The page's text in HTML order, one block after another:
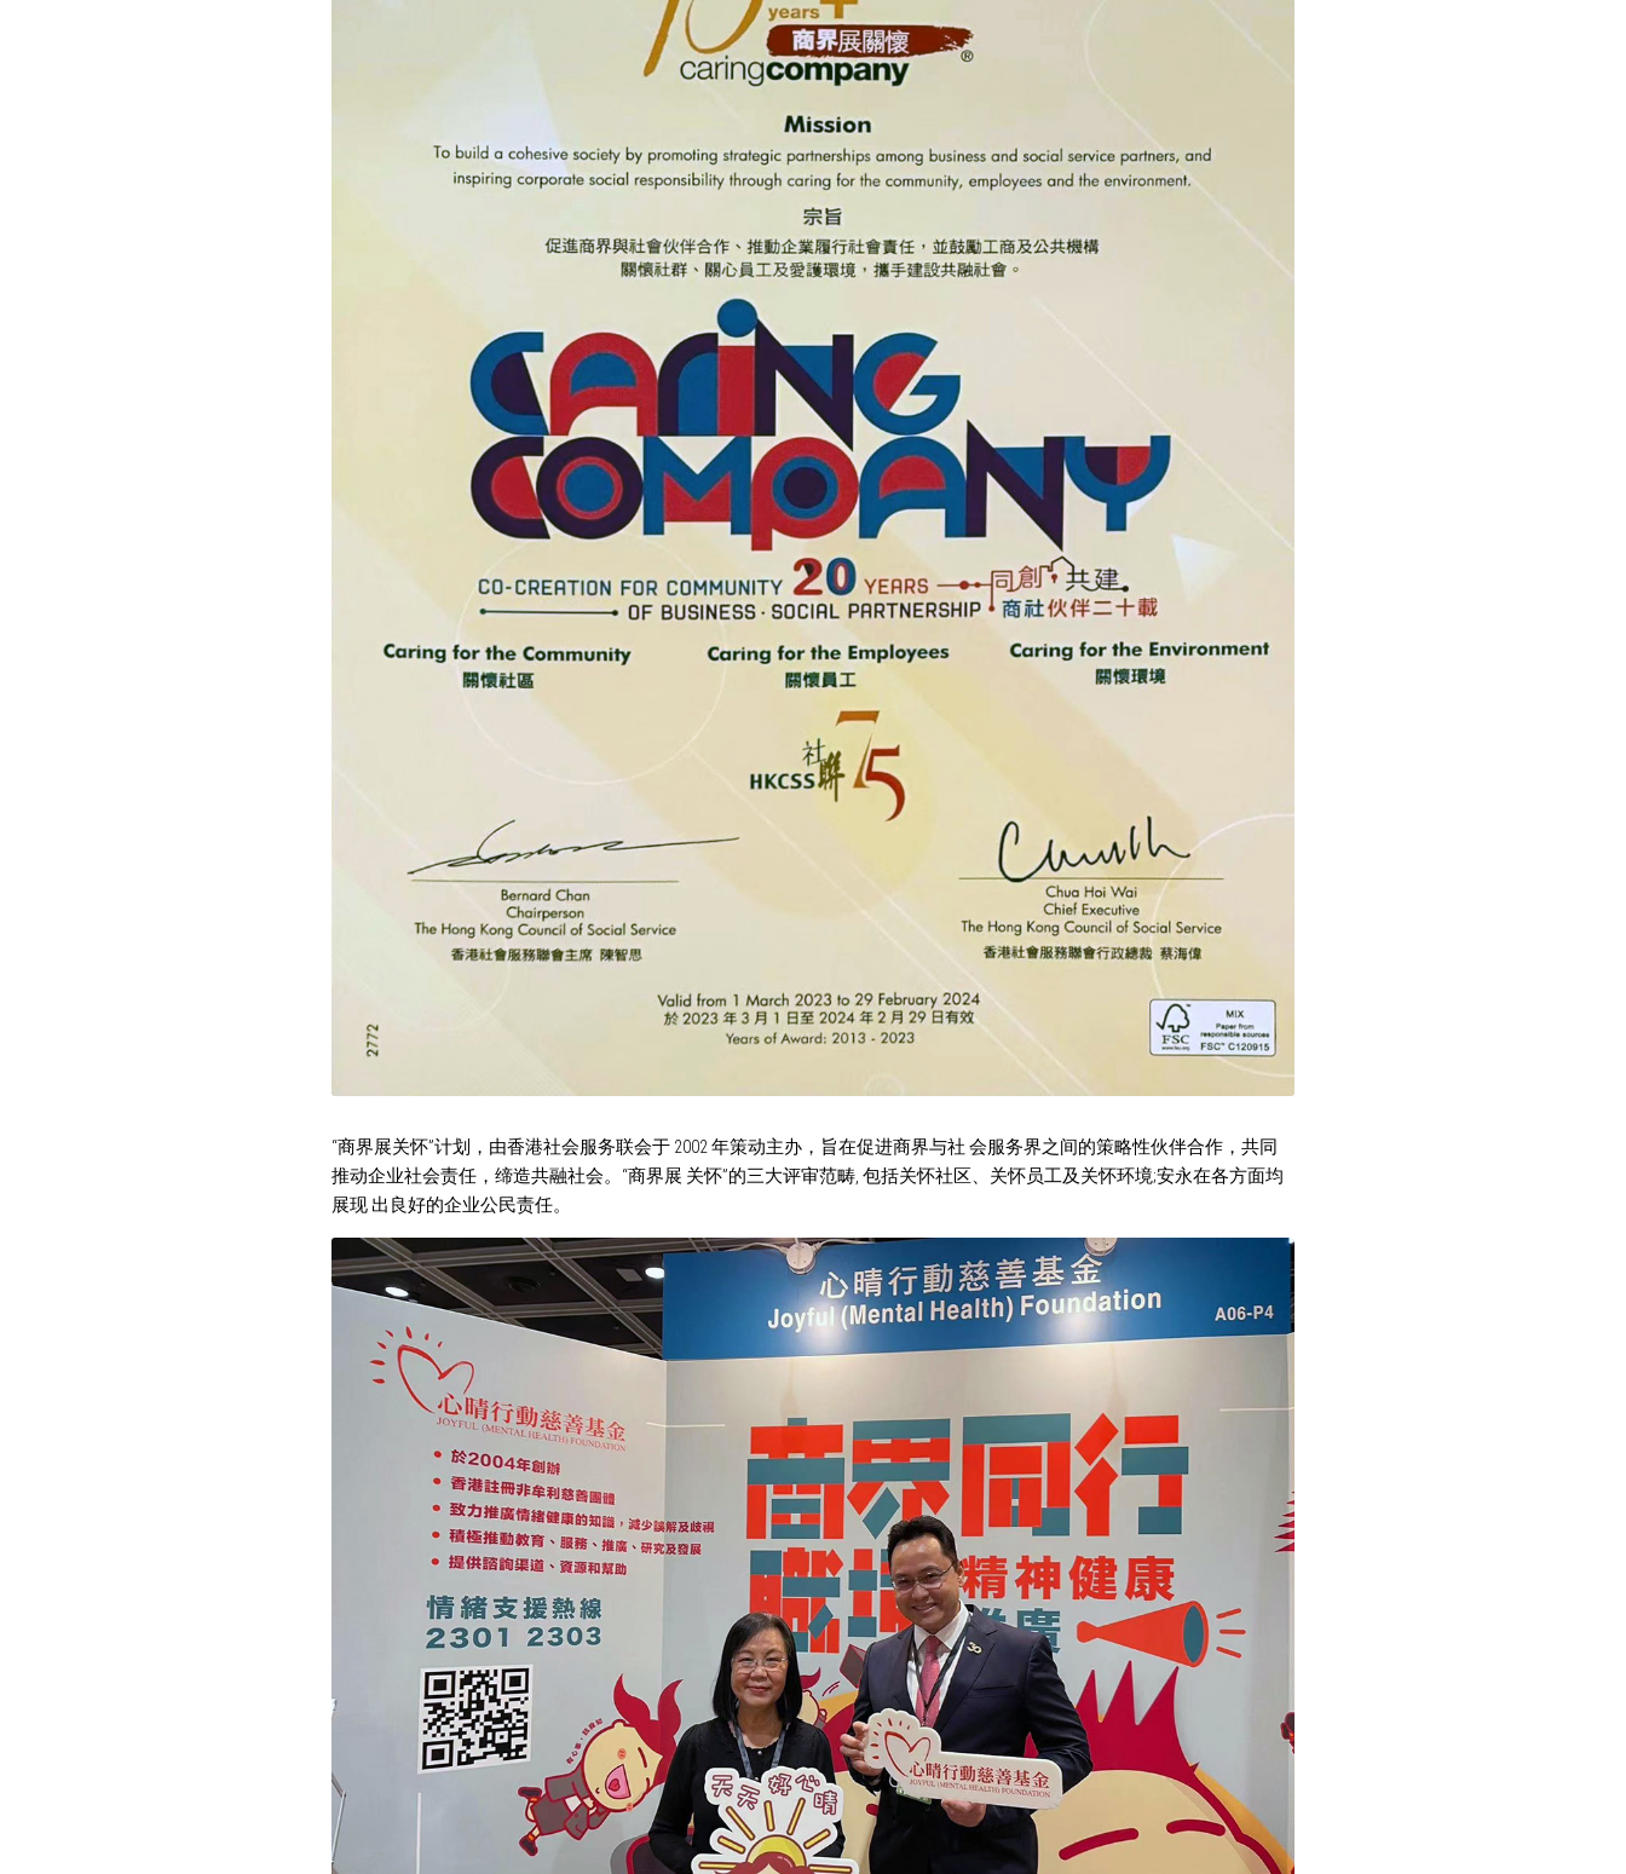
“商界展关怀”计划，由香港社会服务联会于 2002 年策动主办，旨在促进商界与社 会服务界之间的策略性伙伴合作，共同
推动企业社会责任，缔造共融社会。“商界展 关怀”的三大评审范畴, 包括关怀社区、关怀员工及关怀环境;安永在各方面均
展现 出良好的企业公民责任。